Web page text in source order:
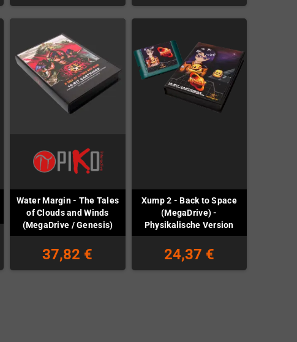
Water Margin - The Tales
of Clouds and Winds
(MegaDrive / Genesis)
37,82 €
Xump 2 - Back to Space
(MegaDrive) -
Physikalische Version
24,37 €